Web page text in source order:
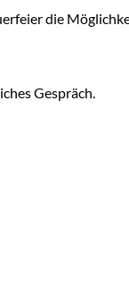
die
Gespräch.